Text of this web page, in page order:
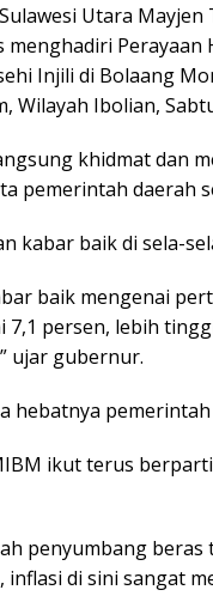
Utara Mayjen
menghadiri
Injili di Bolaang
Wilayah Ibolian,
khidmat dan
pemerintah daerah
kabar baik di sela-
baik mengenai
7,1 persen, lebih
ujar gubernur.
hebatnya
ikut terus
penyumbang
inflasi di sini sangat